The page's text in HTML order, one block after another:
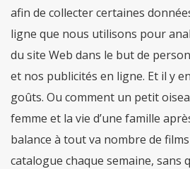
afin de collecter certaines
ligne que nous utilisons pour
du site Web dans le but de
et nos publicités en ligne. Et il y
goûts. Ou comment un petit
femme et la vie d’une famille
balance à tout va nombre de
catalogue chaque semaine, sans